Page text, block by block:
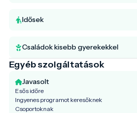
Idősek
Családok kisebb gyerekekkel
Egyéb szolgáltatások
Javasolt
Esős időre
Ingyenes programot keresőknek
Csoportoknak